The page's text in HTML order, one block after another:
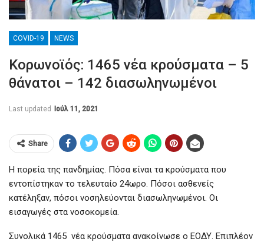
COVID-19 NEWS
Κορωνοϊός: 1465 νέα κρούσματα – 5
θάνατοι – 142 διασωληνωμένοι
Last updated Ιούλ 11, 2021
Share
Η πορεία της πανδημίας. Πόσα είναι τα κρούσματα που
εντοπίστηκαν το τελευταίο 24ωρο. Πόσοι ασθενείς
κατέληξαν, πόσοι νοσηλεύονται διασωληνωμένοι. Οι
εισαγωγές στα νοσοκομεία.
Συνολικά 1465 νέα κρούσματα ανακοίνωσε ο ΕΟΔΥ. Επιπλέον